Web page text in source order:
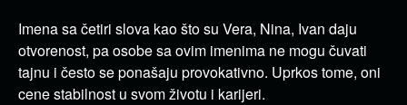
Imena sa četiri slova kao što su Vera, Nina, Ivan daju
otvorenost, pa osobe sa ovim imenima ne mogu čuvati
tajnu i često se ponašaju provokativno. Uprkos tome, oni
cene stabilnost u svom životu i karijeri.